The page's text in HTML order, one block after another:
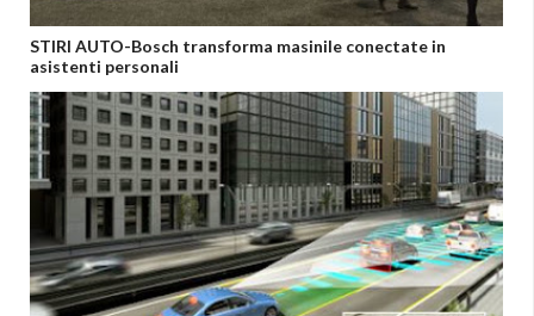
STIRI AUTO-Bosch transforma masinile conectate in
asistenti personali